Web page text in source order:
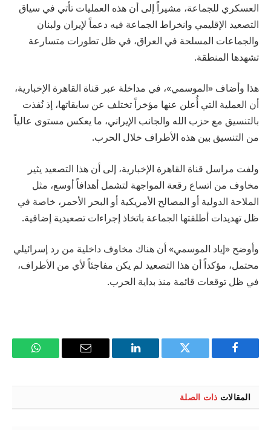
العسكري للجماعة، مشيراً إلى أن هذه العمليات تأتي في سياق
التصعيد الإقليمي وانخراط الجماعة فيه دعماً لإيران ولبنان
والجماعات المسلحة في العراق، في ظل تطورات متسارعة
تشهدها المنطقة.
هذا وأضاف «الموسمي»، في مداخلة عبر قناة القاهرة الإخبارية،
أن العملية التي أُعلن عنها مؤخراً تختلف عن سابقاتها، إذ نُفذت
بالتنسيق مع حزب الله والجانب الإيراني، ما يعكس مستوى عالياً
من التنسيق بين هذه الأطراف خلال الحرب.
ولفت مراسل قناة القاهرة الإخبارية، إلى أن هذا التصعيد يثير
مخاوف من اتساع رقعة المواجهة لتشمل أهدافاً أوسع، مثل
الملاحة الدولية أو المصالح الأمريكية أو البحر الأحمر، خاصة في
ظل تهديدات أطلقتها الجماعة باتخاذ إجراءات تصعيدية إضافية.
وأوضح «إياد الموسمي» أن هناك مخاوف داخلية من رد إسرائيلي
محتمل، مؤكداً أن هذا التصعيد لم يكن مفاجئاً لأي من الأطراف،
في ظل توقعات قائمة منذ بداية الحرب.
فيسبوك تويتر لينكدإن
البريد
واتساب
المقالات ذات الصلة